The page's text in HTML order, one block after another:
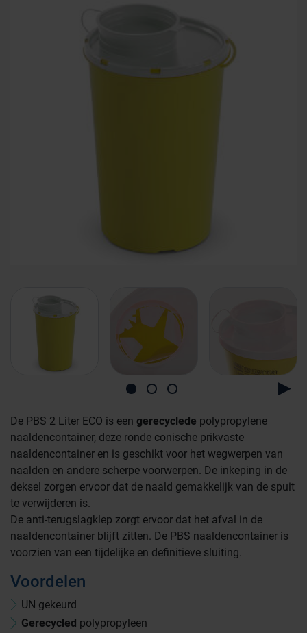
De PBS 2 Liter ECO is een gerecyclede polypropylene
naaldencontainer, deze ronde conische prikvaste
naaldencontainer en is geschikt voor het wegwerpen van
naalden en andere scherpe voorwerpen. De inkeping in de
deksel zorgen ervoor dat de naald gemakkelijk van de spuit
te verwijderen is.
De anti-terugslagklep zorgt ervoor dat het afval in de
naaldencontainer blijft zitten. De PBS naaldencontainer is
voorzien van een tijdelijke en definitieve sluiting.
Voordelen
UN gekeurd
Gerecycled polypropyleen
Farmaceutische industrie